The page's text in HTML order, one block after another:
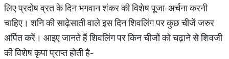
लिए प्रदोष व्रत के दिन भगवान शंकर की विशेष पूजा-अर्चना करनी
चाहिए। शनि की साढ़ेसाती वाले इस दिन शिवलिंग पर कुछ चीजें जरुर
अर्पित करें। आइए जानते हैं शिवलिंग पर किन चीजों को चढ़ाने से शिवजी
की विशेष कृपा प्राप्त होती है-